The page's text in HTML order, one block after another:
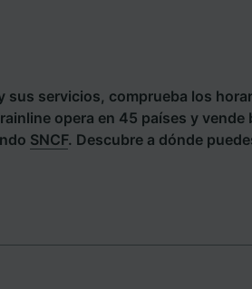
sus servicios, comprueba los
opera en 45 países y vende
SNCF. Descubre a dónde